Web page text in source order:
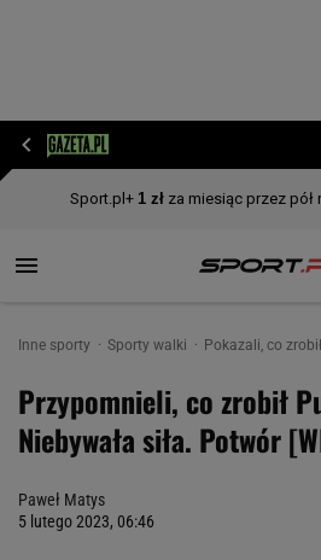
Inne sporty Sporty walki Pokazali, co
Przypomnieli, co zrobił
Niebywała siła. Potwór
Paweł Matys
5 lutego 2023, 06:46